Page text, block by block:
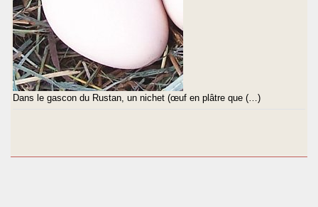
Dans le gascon du Rustan, un nichet (œuf en plâtre que (…)